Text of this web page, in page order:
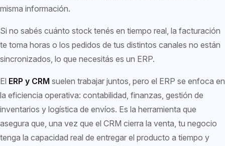
misma información.
Si no sabés cuánto stock tenés en tiempo real, la facturación
te toma horas o los pedidos de tus distintos canales no están
sincronizados, lo que necesitás es un ERP.
El ERP y CRM suelen trabajar juntos, pero el ERP se enfoca en
la eficiencia operativa: contabilidad, finanzas, gestión de
inventarios y logística de envíos. Es la herramienta que
asegura que, una vez que el CRM cierra la venta, tu negocio
tenga la capacidad real de entregar el producto a tiempo y